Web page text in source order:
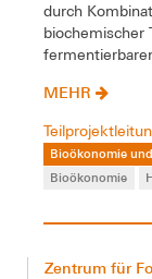
durch
biochemischer
MEHR
Bioökonomie
Bioökonomie
Zentrum für